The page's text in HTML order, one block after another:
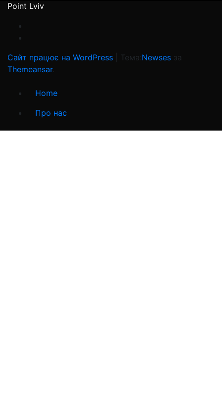
Point Lviv
Сайт працює на WordPress Тема:Newses за
Themeansar.
Home
Про нас